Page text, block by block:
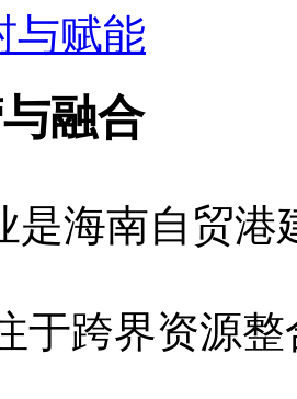
与赋能
融合
是海南自贸港
于跨界资源